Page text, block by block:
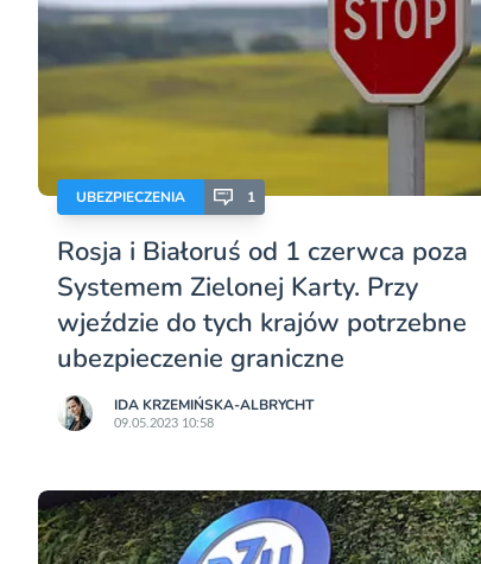
UBEZPIECZENIA 1
Rosja i Białoruś od 1 czerwca poza
Systemem Zielonej Karty. Przy
wjeździe do tych krajów potrzebne
ubezpieczenie graniczne
IDA KRZEMIŃSKA-ALBRYCHT
09.05.2023 10:58